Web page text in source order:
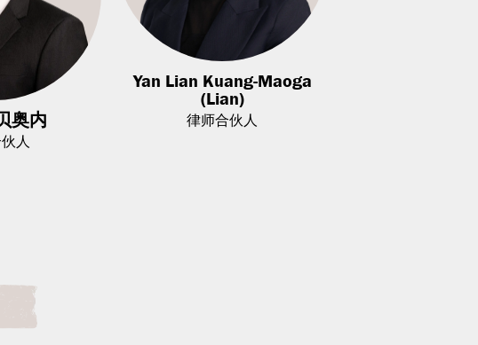
奥内
人
Yan Lian Kuang-Maoga
(Lian)
律师合伙人